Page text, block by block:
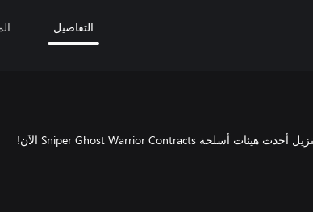
التفاصيل
ابحث عن العدالة بطريقة مميزة! قم بتنزيل أحدث هيئات أسلحة Sniper Ghost Warrior Contracts الآن!